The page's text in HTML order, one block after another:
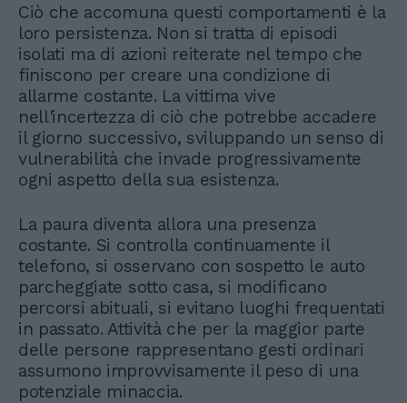
Ciò che accomuna questi comportamenti è la
loro persistenza. Non si tratta di episodi
isolati ma di azioni reiterate nel tempo che
finiscono per creare una condizione di
allarme costante. La vittima vive
nell'incertezza di ciò che potrebbe accadere
il giorno successivo, sviluppando un senso di
vulnerabilità che invade progressivamente
ogni aspetto della sua esistenza.
La paura diventa allora una presenza
costante. Si controlla continuamente il
telefono, si osservano con sospetto le auto
parcheggiate sotto casa, si modificano
percorsi abituali, si evitano luoghi frequentati
in passato. Attività che per la maggior parte
delle persone rappresentano gesti ordinari
assumono improvvisamente il peso di una
potenziale minaccia.